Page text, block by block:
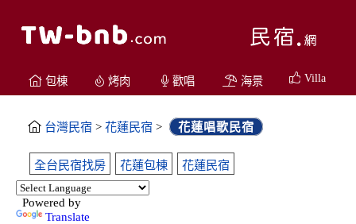
包棟 烤肉 歡唱 海景 Villa
台灣民宿 > 花蓮民宿 > 花蓮唱歌民宿
全台民宿找房 花蓮包棟 花蓮民宿
Powered by
Translate